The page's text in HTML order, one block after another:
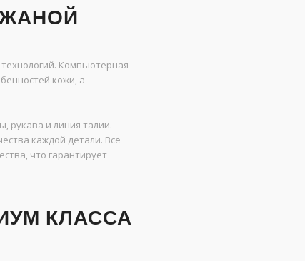
Компьютерная
кожи, а
рукава и линия талии.
каждой детали. Все
что гарантирует
КЛАССА